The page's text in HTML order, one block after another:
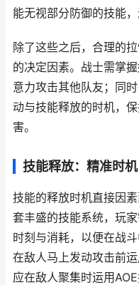
能无视部分防御的技能，
除了这些之后，合理的
的决定因素。战士需掌
意力攻击其他队友；同
动与技能释放的时机，
害。
技能释放：精准时
技能的释放时机直接因
套丰盛的技能系统，玩
时刻与消耗，以便在战
在敌人马上发动攻击前
应在敌人聚集时运用